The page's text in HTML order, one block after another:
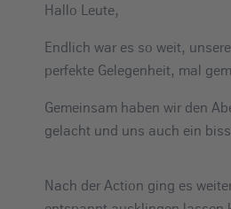
s
n
Hallo Leute,
Endlich war es so weit,
perfekte Gelegenheit, mal
Gemeinsam haben wir den
gelacht und uns auch ein
Nach der Action ging es